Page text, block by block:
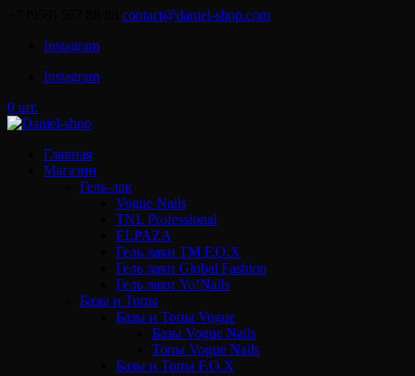
contact@daniel-shop.com
Instagram
Instagram
0 шт.
Главная
Магазин
Гель-лак
Vogue Nails
TNL Professional
ELPAZA
Гель лаки ТМ F.O.X
Гель лаки Global Fashion
Гель лаки Yo!Nails
Базы и Топы
Базы и Топы Vogue
Базы Vogue Nails
Топы Vogue Nails
Базы и Топы F.O.X